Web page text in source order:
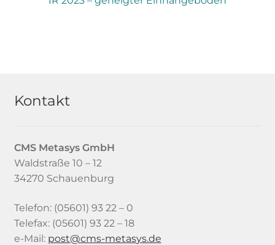
Kontakt
CMS Metasys GmbH
Waldstraße 10 – 12
34270 Schauenburg
Telefon: (05601) 93 22 – 0
Telefax: (05601) 93 22 – 18
e-Mail:
ed.sy
satem
-smc@
tsop